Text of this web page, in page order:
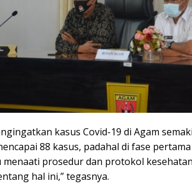
kasus Covid-19 di Agam
88 kasus, padahal di fase
prosedur dan protokol
hal ini,” tegasnya.